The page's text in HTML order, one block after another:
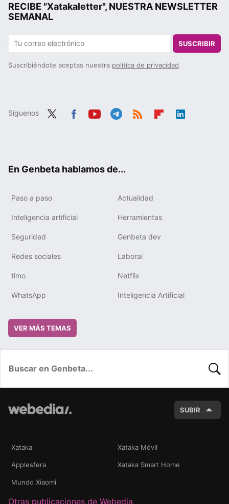
RECIBE "Xatakaletter", NUESTRA NEWSLETTER
SEMANAL
SUSCRIBIR
Suscribiéndote aceptas nuestra política de privacidad
Síguenos
En Genbeta hablamos de...
Paso a paso Actualidad
Inteligencia artificial Herramientas
Seguridad Genbeta dev
Redes sociales Laboral
timo Netflix
WhatsApp Inteligencia Artificial
VER MÁS TEMAS
SUBIR
Xataka Xataka Móvil
Applesfera Xataka Smart Home
Mundo Xiaomi
Otras publicaciones de Webedia